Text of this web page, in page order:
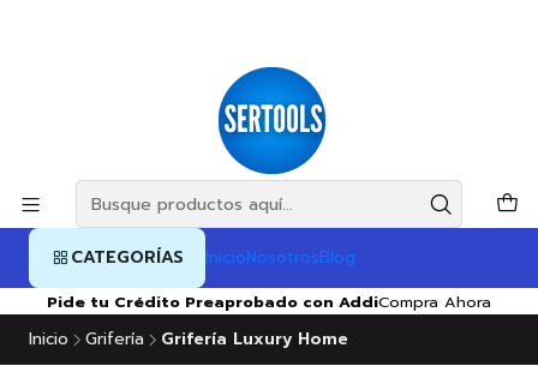
CATEGORÍAS InicioNosotrosBlog
Pide tu Crédito Preaprobado con AddiCompra Ahora
Inicio Grifería Grifería Luxury Home